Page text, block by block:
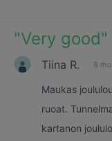
"Very good"
Tiina R. 8
Maukas
ruoat.
kartanon